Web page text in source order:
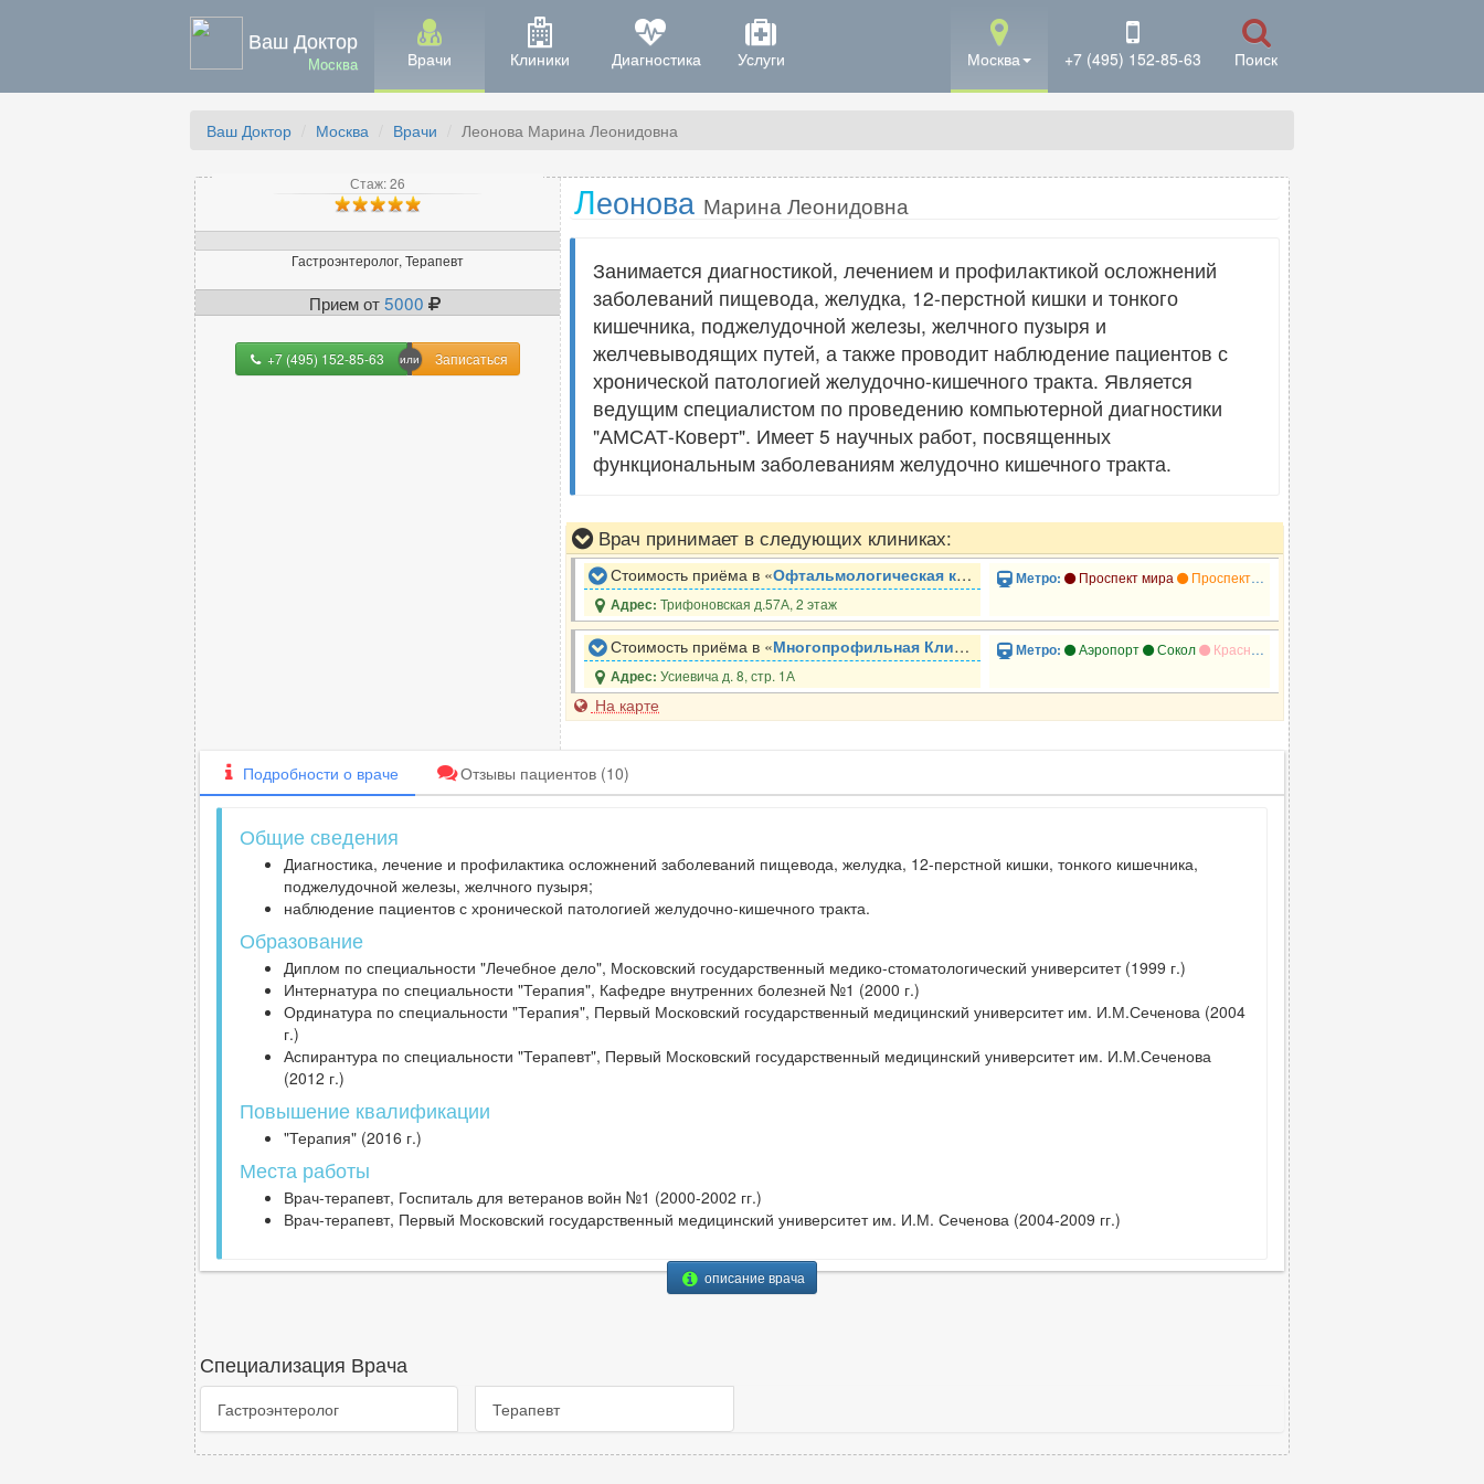
Ваш Доктор
Москва Врачи Клиники Диагностика Услуги Москва +7 (495) 152-85-63 Поиск
Ваш Доктор Москва Врачи Леонова Марина Леонидовна
Стаж: 26
Гастроэнтеролог, Терапевт
Прием от5000
+7 (495) 152-85-63 Записаться
Леонова Марина Леонидовна
Занимается диагностикой, лечением и профилактикой осложнений
заболеваний пищевода, желудка, 12-перстной кишки и тонкого
кишечника, поджелудочной железы, желчного пузыря и
желчевыводящих путей, а также проводит наблюдение пациентов с
хронической патологией желудочно-кишечного тракта. Является
ведущим специалистом по проведению компьютерной диагностики
"АМСАТ-Коверт". Имеет 5 научных работ, посвященных
функциональным заболеваниям желудочно кишечного тракта.
Врач принимает в следующих клиниках:
Стоимость приёма в «Офтальмологическая клиника доктора Самойленко »
Адрес:Трифоновская д.57А, 2 этаж
Метро: Проспект мира Проспект мира
Стоимость приёма в «Многопрофильная Клиника Союз Аэропорт »
Адрес:Усиевича д. 8, стр. 1А
Метро: Аэропорт Сокол Красный балтиец
На карте
Подробности о враче Отзывы пациентов(10)
Общие сведения
Диагностика, лечение и профилактика осложнений заболеваний пищевода, желудка, 12-перстной кишки, тонкого кишечника,
поджелудочной железы, желчного пузыря;
наблюдение пациентов с хронической патологией желудочно-кишечного тракта.
Образование
Диплом по специальности "Лечебное дело", Московский государственный медико-стоматологический университет (1999 г.)
Интернатура по специальности "Терапия", Кафедре внутренних болезней №1 (2000 г.)
Ординатура по специальности "Терапия", Первый Московский государственный медицинский университет им. И.М.Сеченова (2004
г.)
Аспирантура по специальности "Терапевт", Первый Московский государственный медицинский университет им. И.М.Сеченова
(2012 г.)
Повышение квалификации
"Терапия" (2016 г.)
Места работы
Врач-терапевт, Госпиталь для ветеранов войн №1 (2000-2002 гг.)
Врач-терапевт, Первый Московский государственный медицинский университет им. И.М. Сеченова (2004-2009 гг.)
описание врача
Специализация Врача
Гастроэнтеролог Терапевт